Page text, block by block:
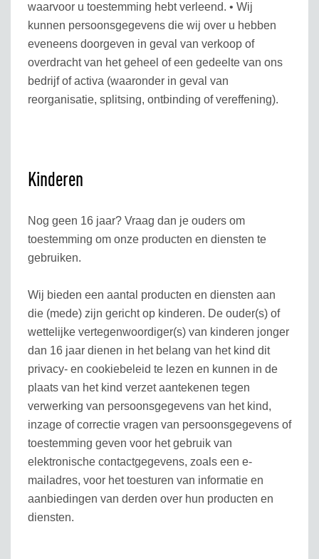
waarvoor u toestemming hebt verleend. • Wij
kunnen persoonsgegevens die wij over u hebben
eveneens doorgeven in geval van verkoop of
overdracht van het geheel of een gedeelte van ons
bedrijf of activa (waaronder in geval van
reorganisatie, splitsing, ontbinding of vereffening).
Kinderen
Nog geen 16 jaar? Vraag dan je ouders om
toestemming om onze producten en diensten te
gebruiken.
Wij bieden een aantal producten en diensten aan
die (mede) zijn gericht op kinderen. De ouder(s) of
wettelijke vertegenwoordiger(s) van kinderen jonger
dan 16 jaar dienen in het belang van het kind dit
privacy- en cookiebeleid te lezen en kunnen in de
plaats van het kind verzet aantekenen tegen
verwerking van persoonsgegevens van het kind,
inzage of correctie vragen van persoonsgegevens of
toestemming geven voor het gebruik van
elektronische contactgegevens, zoals een e-
mailadres, voor het toesturen van informatie en
aanbiedingen van derden over hun producten en
diensten.